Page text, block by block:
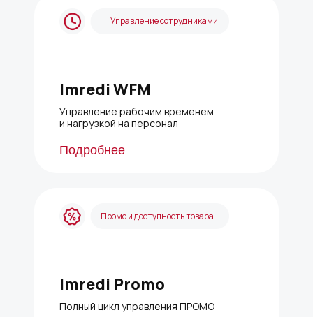
Управление рабочим временем
и нагрузкой на персонал
Imredi WFM
Подробнее
Управление сотрудниками
Полный цикл управления ПРОМО
Imredi Promo
Промо и доступность товара